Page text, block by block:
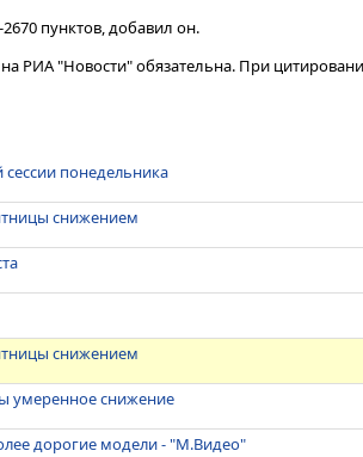
пунктов, добавил он.
РИА "Новости" обязательна. При
понедельника
снижением
снижением
умеренное снижение
дорогие модели - "М.Видео"